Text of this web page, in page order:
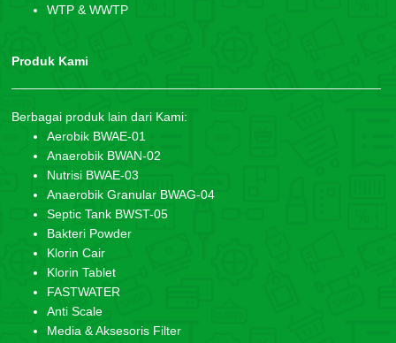
WTP & WWTP
Produk Kami
Berbagai produk lain dari Kami:
Aerobik BWAE-01
Anaerobik BWAN-02
Nutrisi BWAE-03
Anaerobik Granular BWAG-04
Septic Tank BWST-05
Bakteri Powder
Klorin Cair
Klorin Tablet
FASTWATER
Anti Scale
Media & Aksesoris Filter